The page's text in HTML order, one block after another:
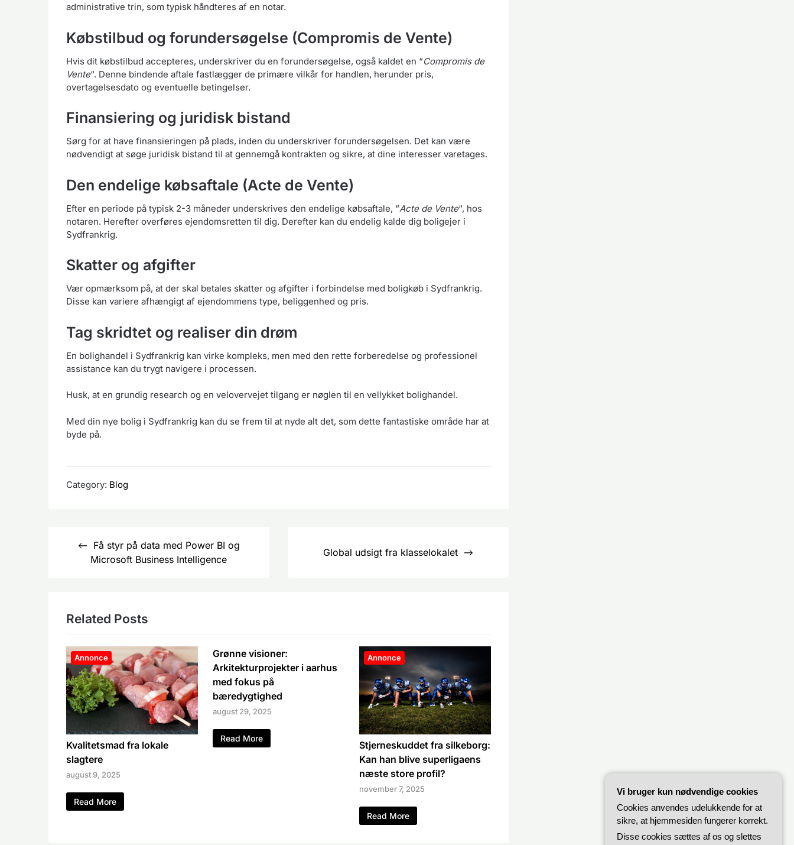
administrative trin, som typisk håndteres af en notar.
Købstilbud og forundersøgelse (Compromis de Vente)
Hvis dit købstilbud accepteres, underskriver du en forundersøgelse, også kaldet en “Compromis de
Vente“. Denne bindende aftale fastlægger de primære vilkår for handlen, herunder pris,
overtagelsesdato og eventuelle betingelser.
Finansiering og juridisk bistand
Sørg for at have finansieringen på plads, inden du underskriver forundersøgelsen. Det kan være
nødvendigt at søge juridisk bistand til at gennemgå kontrakten og sikre, at dine interesser varetages.
Den endelige købsaftale (Acte de Vente)
Efter en periode på typisk 2-3 måneder underskrives den endelige købsaftale, “Acte de Vente“, hos
notaren. Herefter overføres ejendomsretten til dig. Derefter kan du endelig kalde dig boligejer i
Sydfrankrig.
Skatter og afgifter
Vær opmærksom på, at der skal betales skatter og afgifter i forbindelse med boligkøb i Sydfrankrig.
Disse kan variere afhængigt af ejendommens type, beliggenhed og pris.
Tag skridtet og realiser din drøm
En bolighandel i Sydfrankrig kan virke kompleks, men med den rette forberedelse og professionel
assistance kan du trygt navigere i processen.
Husk, at en grundig research og en velovervejet tilgang er nøglen til en vellykket bolighandel.
Med din nye bolig i Sydfrankrig kan du se frem til at nyde alt det, som dette fantastiske område har at
byde på.
Category: Blog
Indlægsnavigation
Få styr på data med Power BI og
Microsoft Business Intelligence
Global udsigt fra klasselokalet
Related Posts
Annonce
Kvalitetsmad fra lokale
slagtere
august 9, 2025
Read More
Grønne visioner:
Arkitekturprojekter i aarhus
med fokus på
bæredygtighed
august 29, 2025
Read More
Annonce
Stjerneskuddet fra silkeborg:
Kan han blive superligaens
næste store profil?
november 7, 2025
Read More
Vi bruger kun nødvendige cookies
Cookies anvendes udelukkende for at
sikre, at hjemmesiden fungerer korrekt.
Disse cookies sættes af os og slettes